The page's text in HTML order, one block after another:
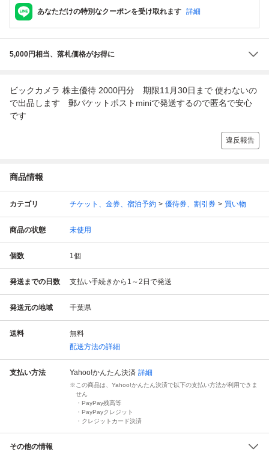
あなただけの特別なクーポンを受け取れます 詳細
5,000円相当、落札価格がお得に
ビックカメラ 株主優待 2000円分 期限11月30日まで 使わないの
で出品します 郵パケットポストminiで発送するので匿名で安心
です
違反報告
商品情報
カテゴリ チケット、金券、宿泊予約 優待券、割引券 買い物
商品の状態 未使用
個数 1個
発送までの日数 支払い手続きから1～2日で発送
発送元の地域 千葉県
送料
無料
配送方法の詳細
支払い方法 Yahoo!かんたん決済 詳細
この商品は、Yahoo!かんたん決済で以下の支払い方法が利用できま
せん
・PayPay残高等
・PayPayクレジット
・クレジットカード決済
その他の情報